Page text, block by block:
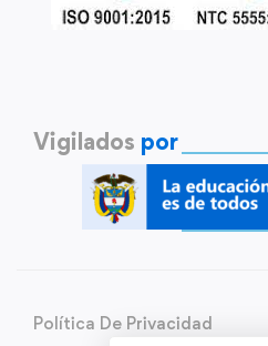
Vigilados por
Política De Privacidad